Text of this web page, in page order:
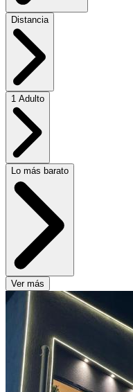
Distancia
1 Adulto
Lo más barato
Ver más